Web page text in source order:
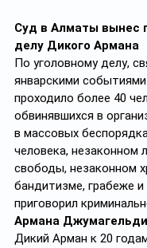
Суд в Алматы вынес
делу Дикого Армана
По уголовному делу,
январскими событиями
проходило более 40
обвинявшихся в
в массовых
человека, незаконном
свободы, незаконном
бандитизме, грабеже
приговорил
Армана
Дикий Арман к 20